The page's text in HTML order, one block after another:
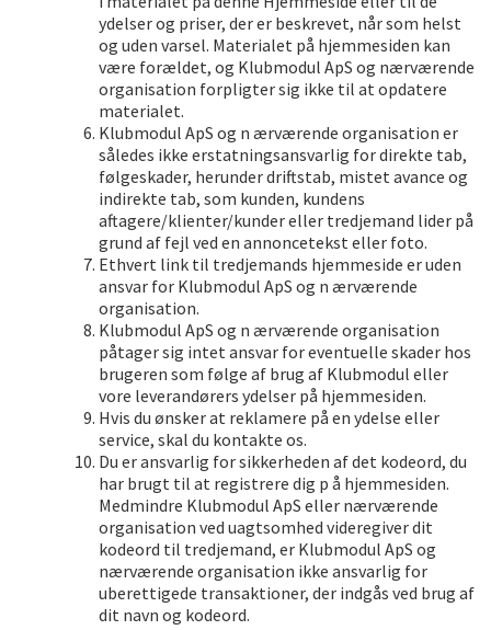
ydelser og priser, der er beskrevet, når som helst
og uden varsel. Materialet på hjemmesiden kan
være forældet, og Klubmodul ApS og nærværende
organisation forpligter sig ikke til at opdatere
materialet.
Klubmodul ApS og n ærværende organisation er
således ikke erstatningsansvarlig for direkte tab,
følgeskader, herunder driftstab, mistet avance og
indirekte tab, som kunden, kundens
aftagere/klienter/kunder eller tredjemand lider på
grund af fejl ved en annoncetekst eller foto.
Ethvert link til tredjemands hjemmeside er uden
ansvar for Klubmodul ApS og n ærværende
organisation.
Klubmodul ApS og n ærværende organisation
påtager sig intet ansvar for eventuelle skader hos
brugeren som følge af brug af Klubmodul eller
vore leverandørers ydelser på hjemmesiden.
Hvis du ønsker at reklamere på en ydelse eller
service, skal du kontakte os.
Du er ansvarlig for sikkerheden af det kodeord, du
har brugt til at registrere dig p å hjemmesiden.
Medmindre Klubmodul ApS eller nærværende
organisation ved uagtsomhed videregiver dit
kodeord til tredjemand, er Klubmodul ApS og
nærværende organisation ikke ansvarlig for
uberettigede transaktioner, der indgås ved brug af
dit navn og kodeord.